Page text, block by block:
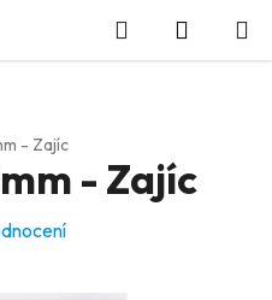
Hledat
KOŠÍK
- Zajíc
- Zajíc